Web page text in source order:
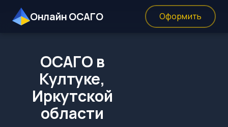
Онлайн ОСАГО Оформить
ОСАГО в
Култуке,
Иркутской
области